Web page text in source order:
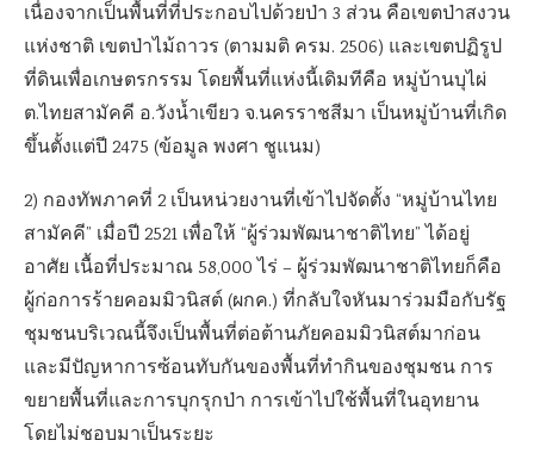
เนื่องจากเป็นพื้นที่ที่ประกอบไปด้วยป่า 3 ส่วน คือเขตป่าสงวน
แห่งชาติ เขตป่าไม้ถาวร (ตามมติ ครม. 2506) และเขตปฏิรูป
ที่ดินเพื่อเกษตรกรรม โดยพื้นที่แห่งนี้เดิมทีคือ หมู่บ้านบุไผ่
ต.ไทยสามัคคี อ.วังน้ำเขียว จ.นครราชสีมา เป็นหมู่บ้านที่เกิด
ขึ้นตั้งแต่ปี 2475 (ข้อมูล พงศา ชูแนม)
2) กองทัพภาคที่ 2 เป็นหน่วยงานที่เข้าไปจัดตั้ง “หมู่บ้านไทย
สามัคคี” เมื่อปี 2521 เพื่อให้ “ผู้ร่วมพัฒนาชาติไทย” ได้อยู่
อาศัย เนื้อที่ประมาณ 58,000 ไร่ – ผู้ร่วมพัฒนาชาติไทยก็คือ
ผู้ก่อการร้ายคอมมิวนิสต์ (ผกค.) ที่กลับใจหันมาร่วมมือกับรัฐ
ชุมชนบริเวณนี้จึงเป็นพื้นที่ต่อต้านภัยคอมมิวนิสต์มาก่อน
และมีปัญหาการซ้อนทับกันของพื้นที่ทำกินของชุมชน การ
ขยายพื้นที่และการบุกรุกป่า การเข้าไปใช้พื้นที่ในอุทยาน
โดยไม่ชอบมาเป็นระยะ